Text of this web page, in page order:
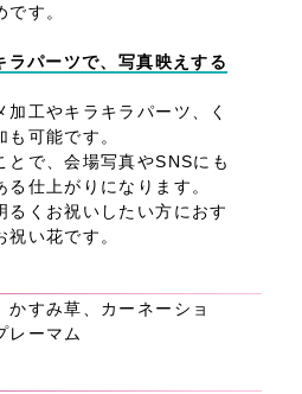
す。
ラパーツで、写真映えする
加工やキラキラパーツ、く
も可能です。
とで、会場写真やSNSにも
仕上がりになります。
るくお祝いしたい方におす
い花です。
かすみ草、カーネーショ
レーマム